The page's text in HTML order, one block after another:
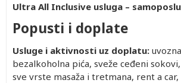
Ultra All Inclusive usluga –
Popusti i doplate
Usluge i aktivnosti uz doplatu:
bezalkoholna pića, sveže ceđeni
sve vrste masaža i tretmana, rent a